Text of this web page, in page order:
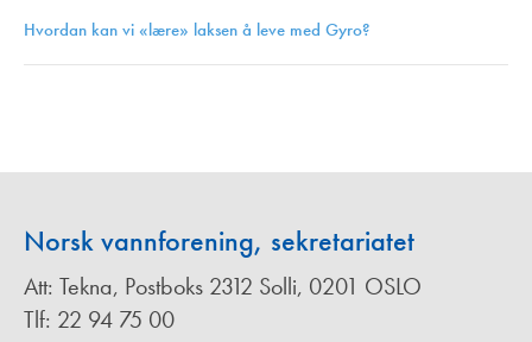
Hvordan kan vi «lære» laksen å leve med Gyro?
Norsk vannforening, sekretariatet
Att: Tekna, Postboks 2312 Solli, 0201 OSLO
Tlf: 22 94 75 00